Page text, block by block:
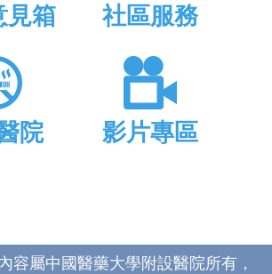
見箱 社區服務
院 影片專區
容屬中國醫藥大學附設醫院所有，